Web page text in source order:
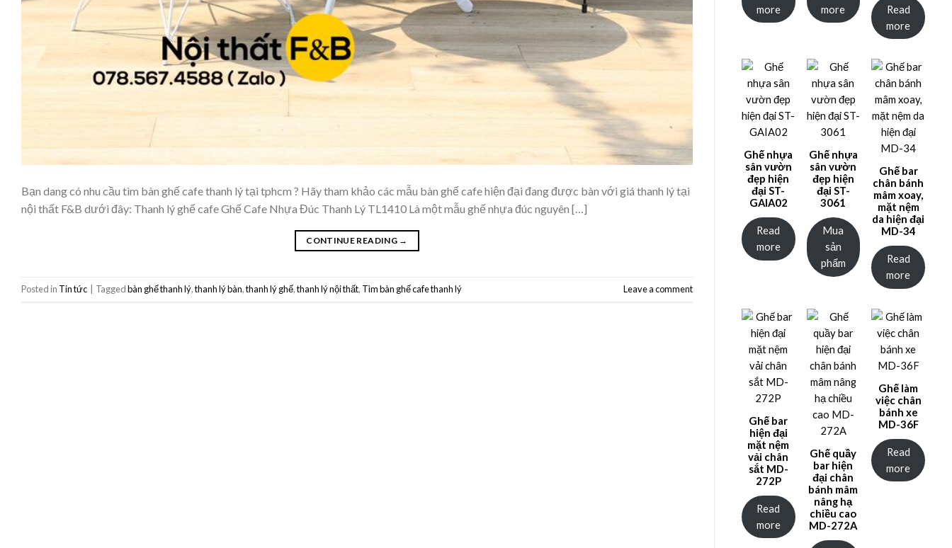
Bạn dang có nhu cầu tìm bàn ghế cafe thanh lý tại tphcm ? Hãy tham khảo các mẫu bàn ghế cafe hiện đại đang được bàn với giá thanh lý tại
nội thất F&B dưới đây: Thanh lý ghế cafe Ghế Cafe Nhựa Đúc Thanh Lý TL1410 Là một mẫu ghế nhựa đúc nguyên […]
CONTINUE READING →
Posted in Tin tức Taggedbàn ghế thanh lý,thanh lý bàn,thanh lý ghế,thanh lý nội thất, Tìm bàn ghế cafe thanh lý Leave a comment
more
more
Read
more
Ghế nhựa
sân vườn
đẹp hiện
đại ST-
GAIA02
Read
more
Ghế nhựa
sân vườn
đẹp hiện
đại ST-
3061
Mua
sản
phẩm
Ghế bar
chân bánh
mâm xoay,
mặt nệm
da hiện đại
MD-34
Read
more
Ghế bar
hiện đại
mặt nệm
vải chân
sắt MD-
272P
Read
more
Ghế quầy
bar hiện
đại chân
bánh mâm
nâng hạ
chiều cao
MD-272A
Ghế làm
việc chân
bánh xe
MD-36F
Read
more